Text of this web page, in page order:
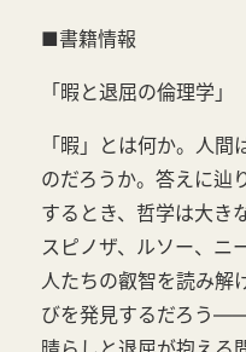
■書籍情報
「暇と退屈の倫理学」
「暇」とは何か。人
のだろうか。答えに辿
するとき、哲学は大き
スピノザ、ルソー、ニ
人たちの叡智を読み解
びを発見するだろう